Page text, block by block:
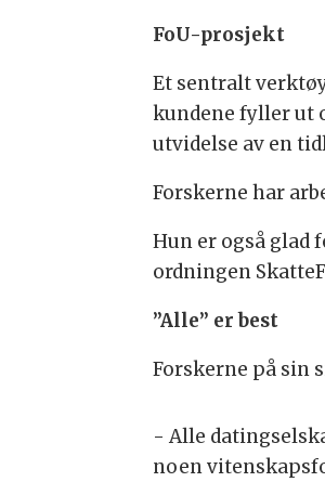
FoU-prosjekt
Et sentralt
kundene fyller ut
utvidelse av en
Forskerne har
Hun er også glad
ordningen
”Alle” er best
Forskerne på sin
- Alle
noen